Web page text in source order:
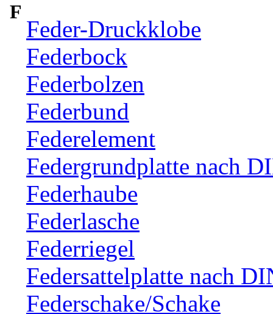
F
Feder-Druckklobe
Federbock
Federbolzen
Federbund
Federelement
Federgrundplatte nach
Federhaube
Federlasche
Federriegel
Federsattelplatte nach
Federschake/Schake